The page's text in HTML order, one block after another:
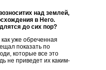
над землей,
в Него.
до сих пор?
уже обреченная
показать по
которые все это
не приведет их каким-